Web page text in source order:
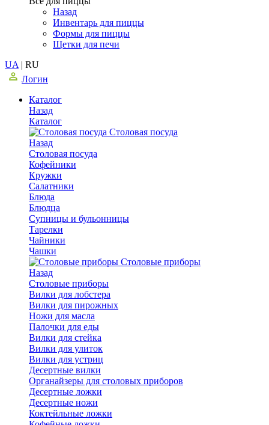
Назад
Инвентарь для пиццы
Формы для пиццы
Щетки для печи
UA | RU
Логин
Каталог
Назад
Каталог
Столовая посуда
Назад
Столовая посуда
Кофейники
Кружки
Салатники
Блюда
Блюдца
Супницы и бульонницы
Тарелки
Чайники
Чашки
Cтоловые приборы
Назад
Cтоловые приборы
Вилки для лобстера
Вилки для пирожных
Ножи для масла
Палочки для еды
Вилки для стейка
Вилки для улиток
Вилки для устриц
Десертные вилки
Органайзеры для столовых приборов
Десертные ложки
Десертные ножи
Коктейльные ложки